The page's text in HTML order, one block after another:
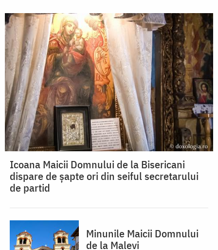
Icoana Maicii Domnului de la Bisericani
dispare de șapte ori din seiful secretarului
de partid
Minunile Maicii Domnului
de la Malevi